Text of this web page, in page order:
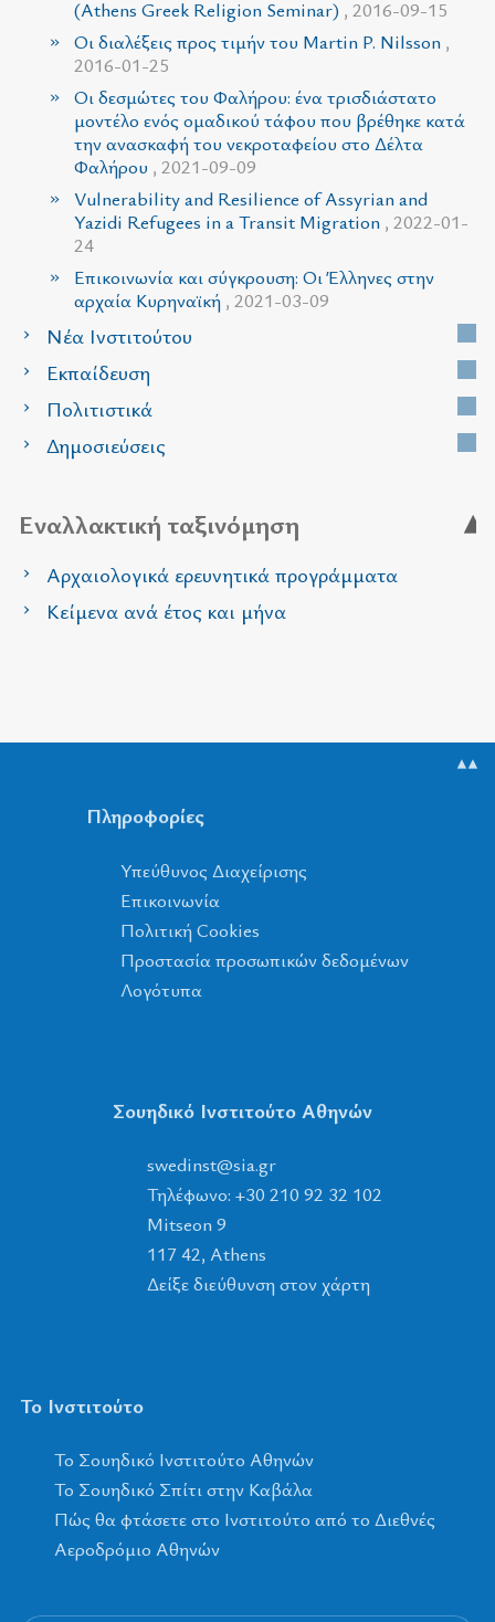
(Athens Greek Religion Seminar) , 2016-09-15
Οι διαλέξεις προς τιμήν του Martin P. Nilsson ,
2016-01-25
Οι δεσμώτες του Φαλήρου: ένα τρισδιάστατο
μοντέλο ενός ομαδικού τάφου που βρέθηκε κατά
την ανασκαφή του νεκροταφείου στο Δέλτα
Φαλήρου , 2021-09-09
Vulnerability and Resilience of Assyrian and
Yazidi Refugees in a Transit Migration , 2022-01-
24
Επικοινωνία και σύγκρουση: Οι Έλληνες στην
αρχαία Κυρηναϊκή , 2021-03-09
Νέα Ινστιτούτου
Εκπαίδευση
Πολιτιστικά
Δημοσιεύσεις
Εναλλακτική ταξινόμηση
Αρχαιολογικά ερευνητικά προγράμματα
Κείμενα ανά έτος και μήνα
▲▲
Πληροφορίες
Υπεύθυνος Διαχείρισης
Επικοινωνία
Πολιτική Cookies
Προστασία προσωπικών δεδομένων
Λογότυπα
Σουηδικό Ινστιτούτο Αθηνών
rg
.
ais
@
tsnidews
Τηλέφωνο: +30 210 92 32 102
Mitseon 9
117 42, Athens
Δείξε διεύθυνση στον χάρτη
Το Ινστιτούτο
To Σουηδικό Ινστιτούτο Αθηνών
Το Σουηδικό Σπίτι στην Καβάλα
Πώς θα φτάσετε στο Ινστιτούτο από το Διεθνές
Αεροδρόμιο Αθηνών